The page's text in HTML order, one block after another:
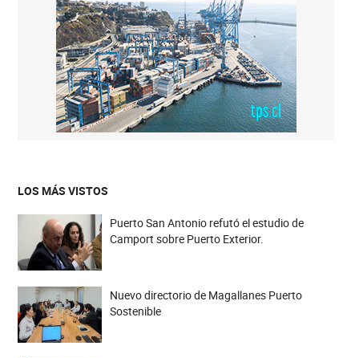
LOS MÁS VISTOS
Puerto San Antonio refutó el estudio de
Camport sobre Puerto Exterior.
Nuevo directorio de Magallanes Puerto
Sostenible